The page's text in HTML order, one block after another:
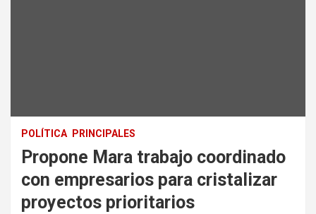
POLÍTICA PRINCIPALES
Propone Mara trabajo coordinado
con empresarios para cristalizar
proyectos prioritarios